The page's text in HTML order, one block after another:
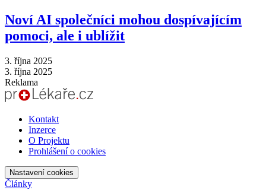
Noví AI společníci mohou dospívajícím
pomoci, ale i ublížit
3. října 2025
3. října 2025
Reklama
Kontakt
Inzerce
O Projektu
Prohlášení o cookies
Nastavení cookies
Články